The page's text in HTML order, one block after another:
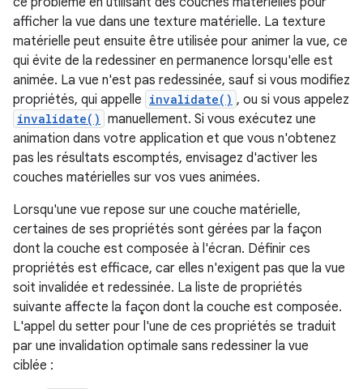
afficher la vue dans une texture matérielle. La texture
matérielle peut ensuite être utilisée pour animer la vue, ce
qui évite de la redessiner en permanence lorsqu'elle est
animée. La vue n'est pas redessinée, sauf si vous modifiez
propriétés, qui appelle invalidate() , ou si vous appelez
invalidate() manuellement. Si vous exécutez une
animation dans votre application et que vous n'obtenez
pas les résultats escomptés, envisagez d'activer les
couches matérielles sur vos vues animées.
Lorsqu'une vue repose sur une couche matérielle,
certaines de ses propriétés sont gérées par la façon
dont la couche est composée à l'écran. Définir ces
propriétés est efficace, car elles n'exigent pas que la vue
soit invalidée et redessinée. La liste de propriétés
suivante affecte la façon dont la couche est composée.
L'appel du setter pour l'une de ces propriétés se traduit
par une invalidation optimale sans redessiner la vue
ciblée :